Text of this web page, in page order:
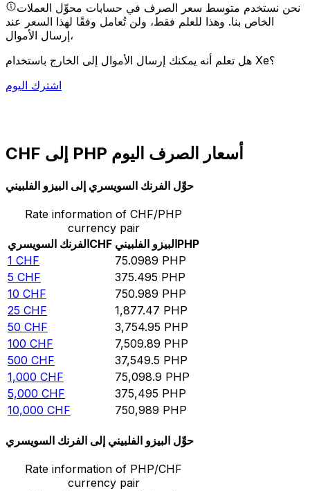
نحن نستخدم متوسط سعر الصرف في حسابات محوِّل العملات
الخاص بنا. وهذا للعلم فقط، ولن تُعامل وفقًا لهذا السعر عند
إرسال الأموال،
هل تعلم أنه يمكنك إرسال الأموال إلى الخارج باستخدام Xe؟
اشترك اليوم
CHF إلى PHP أسعار الصرف اليوم
حوِّل الفرنك السويسري إلى البيزو الفلبيني
Rate information of CHF/PHP
currency pair
الفرنك السويسريCHF البيزو الفلبينيPHP
1 CHF 75.0989 PHP
5 CHF 375.495 PHP
10 CHF 750.989 PHP
25 CHF 1,877.47 PHP
50 CHF 3,754.95 PHP
100 CHF 7,509.89 PHP
500 CHF 37,549.5 PHP
1,000 CHF 75,098.9 PHP
5,000 CHF 375,495 PHP
10,000 CHF 750,989 PHP
حوِّل البيزو الفلبيني إلى الفرنك السويسري
Rate information of PHP/CHF
currency pair